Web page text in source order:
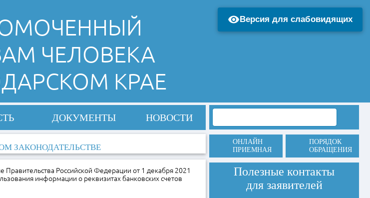
ЧЕЛОВЕКА
КРАЕ
ДОКУМЕНТЫ НОВОСТИ
ЗАКОНОДАТЕЛЬСТВЕ
Правительства Российской Федерации от 1 декабря 2021
информации о реквизитах банковских счетов
ОНЛАЙН
ПРИЕМНАЯ
ПОРЯДОК
ОБРАЩЕНИЯ
Полезные контакты
для заявителей
Версия для слабовидящих